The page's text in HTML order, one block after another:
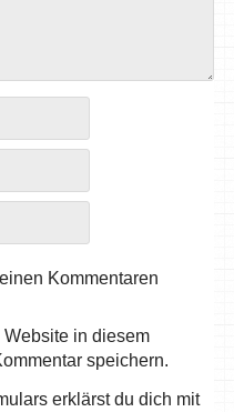
Kommentaren
in diesem
speichern.
erklärst du dich mit